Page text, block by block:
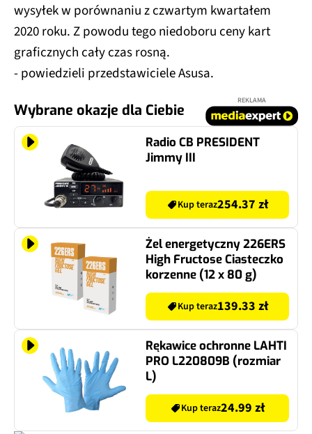
wysyłek w porównaniu z czwartym kwartałem
2020 roku. Z powodu tego niedoboru ceny kart
graficznych cały czas rosną.
- powiedzieli przedstawiciele Asusa.
Wybrane okazje dla Ciebie
REKLAMA
Radio CB PRESIDENT
Jimmy III
Kup teraz254.37 zł
Żel energetyczny 226ERS
High Fructose Ciasteczko
korzenne (12 x 80 g)
Kup teraz139.33 zł
Rękawice ochronne LAHTI
PRO L220809B (rozmiar
L)
Kup teraz24.99 zł